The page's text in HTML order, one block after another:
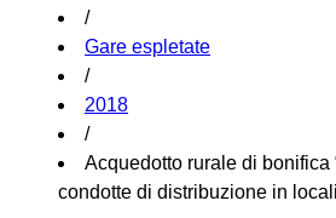
/
Gare espletate
/
2018
/
Acquedotto rurale di
condotte di distribuzione in